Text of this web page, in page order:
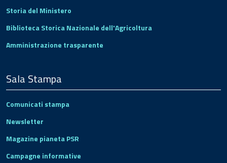
Storia del Ministero
Biblioteca Storica Nazionale dell'Agricoltura
Amministrazione trasparente
Sala Stampa
Comunicati stampa
Newsletter
Magazine pianeta PSR
Campagne informative